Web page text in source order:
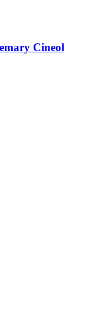
Cineol